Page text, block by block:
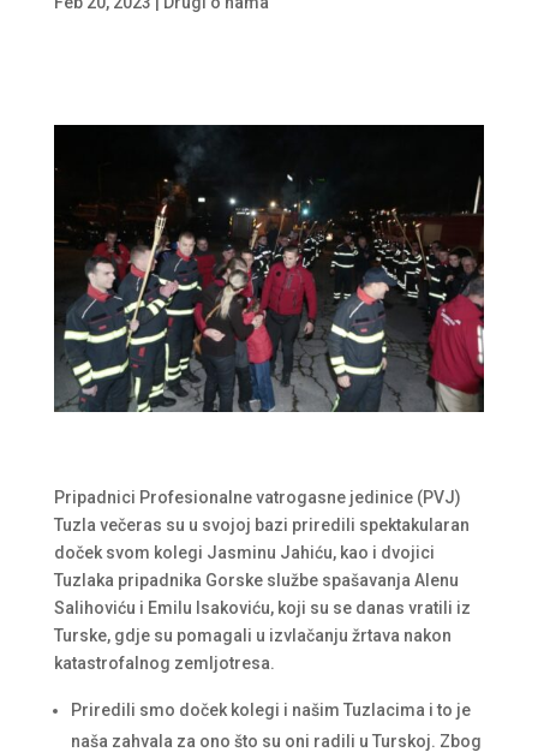
Pripadnici Profesionalne vatrogasne jedinice (PVJ)
Tuzla večeras su u svojoj bazi priredili spektakularan
doček svom kolegi Jasminu Jahiću, kao i dvojici
Tuzlaka pripadnika Gorske službe spašavanja Alenu
Salihoviću i Emilu Isakoviću, koji su se danas vratili iz
Turske, gdje su pomagali u izvlačanju žrtava nakon
katastrofalnog zemljotresa.
Priredili smo doček kolegi i našim Tuzlacima i to je
naša zahvala za ono što su oni radili u Turskoj. Zbog